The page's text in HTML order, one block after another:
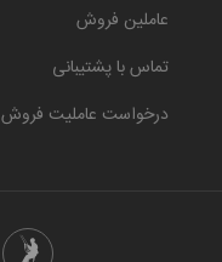
عاملین فروش
تماس با پشتیبانی
درخواست عاملیت فروش